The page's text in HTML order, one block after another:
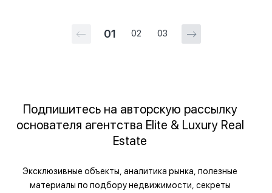
01 02 03
Подпишитесь на авторскую рассылку
основателя агентства Elite & Luxury Real
Estate
Эксклюзивные объекты, аналитика рынка, полезные
материалы по подбору недвижимости, секреты